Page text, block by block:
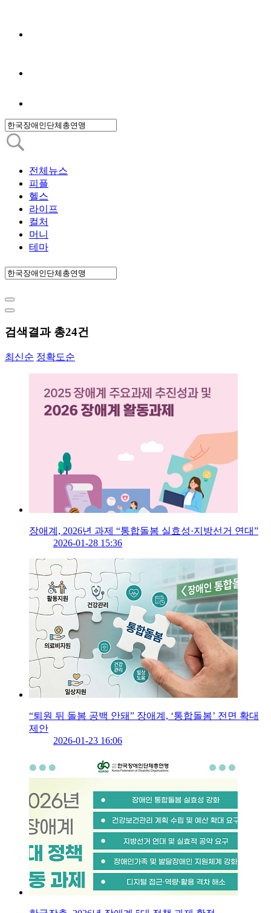
전체뉴스
피플
헬스
라이프
컬처
머니
테마
검색결과 총24건
최신순 정확도순
장애계, 2026년 과제 “통합돌봄 실효성·지방선거 연대”
2026-01-28 15:36
“퇴원 뒤 돌봄 공백 안돼” 장애계, ‘통합돌봄’ 전면 확대
제안
2026-01-23 16:06